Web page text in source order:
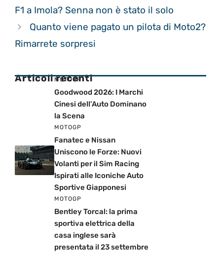
F1 a Imola? Senna non è stato il solo
Quanto viene pagato un pilota di Moto2?
Rimarrete sorpresi
Articoli recenti
MOTOGP
Goodwood 2026: I Marchi
Cinesi dell’Auto Dominano
la Scena
MOTOGP
Fanatec e Nissan
Uniscono le Forze: Nuovi
Volanti per il Sim Racing
Ispirati alle Iconiche Auto
Sportive Giapponesi
MOTOGP
Bentley Torcal: la prima
sportiva elettrica della
casa inglese sarà
presentata il 23 settembre